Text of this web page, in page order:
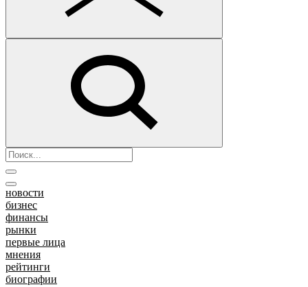
новости
бизнес
финансы
рынки
первые лица
мнения
рейтинги
биографии